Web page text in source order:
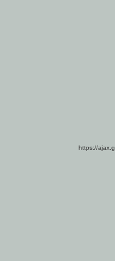
https://